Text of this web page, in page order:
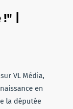
|
VL Média,
en
la députée